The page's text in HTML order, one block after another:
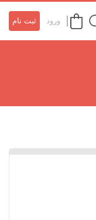
ورود ثبت نام